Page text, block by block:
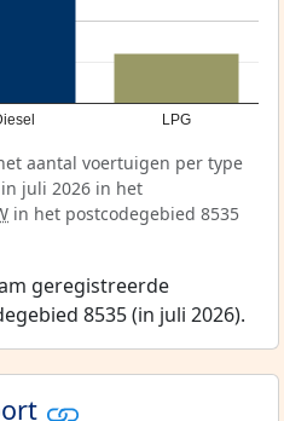
LPG
aantal voertuigen per type
juli 2026 in het
in het postcodegebied 8535
geregistreerde
8535 (in juli 2026).